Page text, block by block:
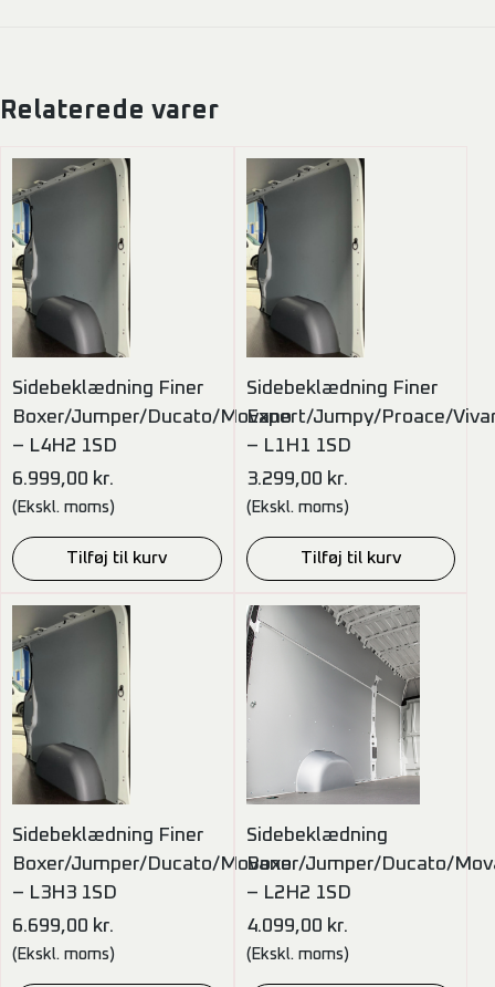
Relaterede varer
Sidebeklædning Finer
Boxer/Jumper/Ducato/Movano
– L4H2 1SD
6.999,00 kr.
(Ekskl. moms)
Tilføj til kurv
Sidebeklædning Finer
Expert/Jumpy/Proace/
– L1H1 1SD
3.299,00 kr.
(Ekskl. moms)
Tilføj til kurv
Sidebeklædning Finer
Boxer/Jumper/Ducato/Movano
– L3H3 1SD
6.699,00 kr.
(Ekskl. moms)
Sidebeklædning
Boxer/Jumper/Ducato/
– L2H2 1SD
4.099,00 kr.
(Ekskl. moms)